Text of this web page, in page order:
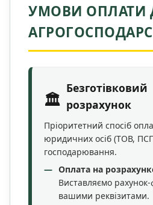
УМОВИ ОПЛАТИ
🏛️
Безготівковий
розрахунок
Пріоритетний спосіб
юридичних осіб (ТОВ,
господарювання.
Оплата на
Виставляємо рахунок-
вашими реквізитами.